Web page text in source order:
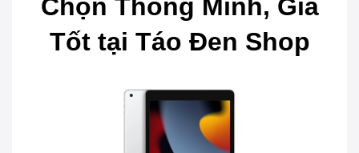
Chọn Thông Minh, Giá
Tốt tại Táo Đen Shop